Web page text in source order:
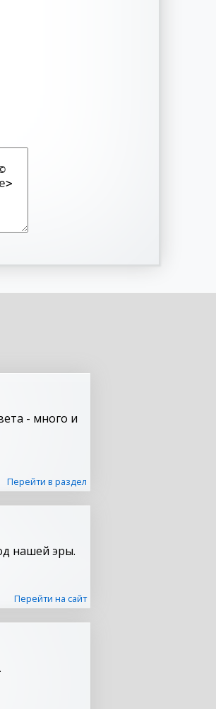
- много и
Перейти в раздел
нашей эры.
Перейти на сайт